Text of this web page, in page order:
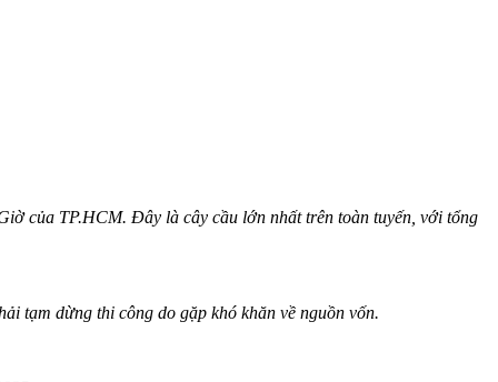
của TP.HCM. Đây là cây cầu lớn nhất trên toàn tuyến, với tổng
tạm dừng thi công do gặp khó khăn về nguồn vốn.